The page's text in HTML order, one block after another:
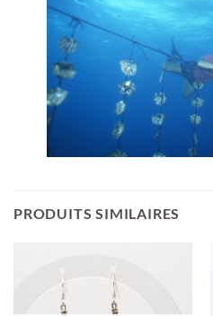
PRODUITS SIMILAIRES